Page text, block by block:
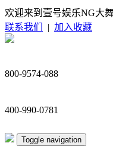
欢迎来到壹号娱乐NG大
联系我们
| 加入收藏
800-9574-088
400-990-0781
Toggle navigation